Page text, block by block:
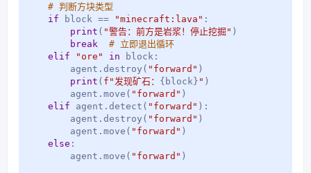
# 判断方块类型
if block == "minecraft:lava" :
print ( "警告：前方是岩浆！停止挖掘" )
break
# 立即退出循环
elif
"ore" in block :
        agent
. destroy ( "forward" )
print ( f"发现矿石： { block} " )
        agent
. move ( "forward" )
elif agent . detect ( "forward" ) :
        agent
. destroy ( "forward" )
        agent
. move ( "forward" )
else :
        agent
. move ( "forward" )